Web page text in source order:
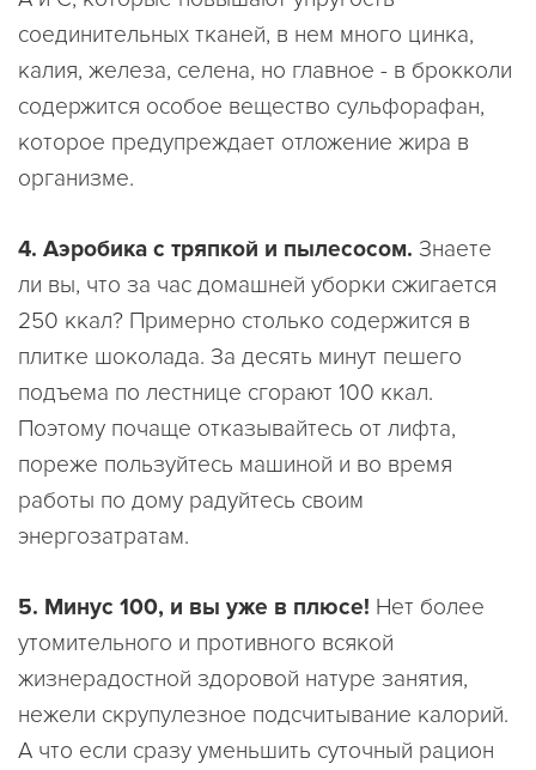
соединительных тканей, в нем много цинка,
калия, железа, селена, но главное - в брокколи
содержится особое вещество сульфорафан,
которое предупреждает отложение жира в
организме.
4. Аэробика с тряпкой и пылесосом. Знаете
ли вы, что за час домашней уборки сжигается
250 ккал? Примерно столько содержится в
плитке шоколада. За десять минут пешего
подъема по лестнице сгорают 100 ккал.
Поэтому почаще отказывайтесь от лифта,
пореже пользуйтесь машиной и во время
работы по дому радуйтесь своим
энергозатратам.
5. Минус 100, и вы уже в плюсе! Нет более
утомительного и противного всякой
жизнерадостной здоровой натуре занятия,
нежели скрупулезное подсчитывание калорий.
А что если сразу уменьшить суточный рацион